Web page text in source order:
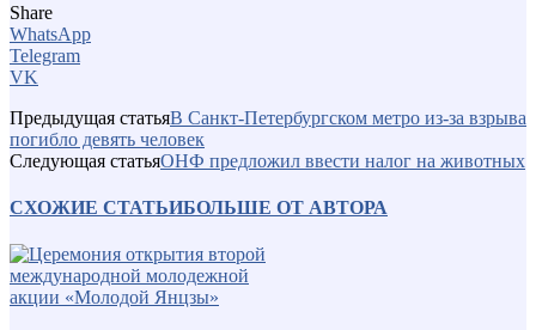
Share
WhatsApp
Telegram
VK
Предыдущая статьяВ Санкт-Петербургском метро из-за взрыва
погибло девять человек
Следующая статьяОНФ предложил ввести налог на животных
СХОЖИЕ СТАТЬИБОЛЬШЕ ОТ АВТОРА